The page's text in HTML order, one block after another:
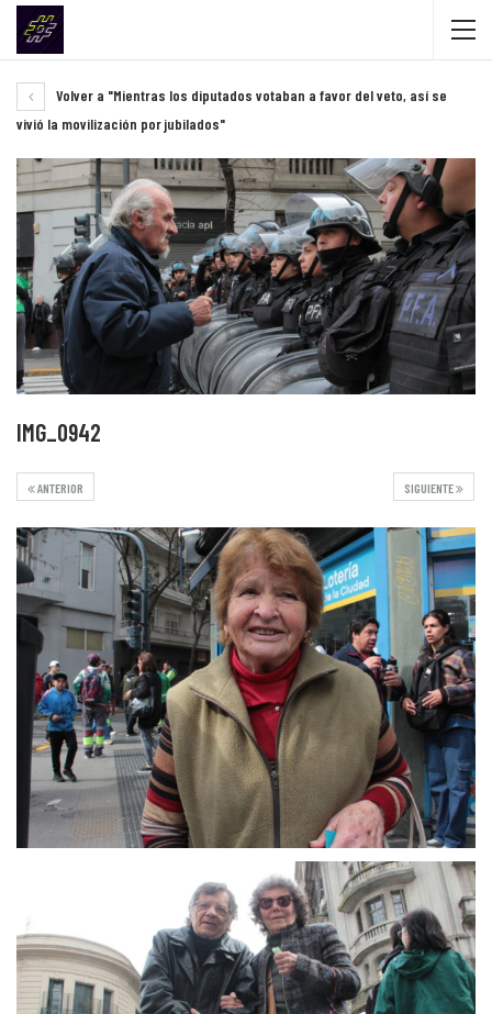
Volver a "Mientras los diputados votaban a favor del veto, así se
vivió la movilización por jubilados"
IMG_0942
SIGUIENTE
ANTERIOR